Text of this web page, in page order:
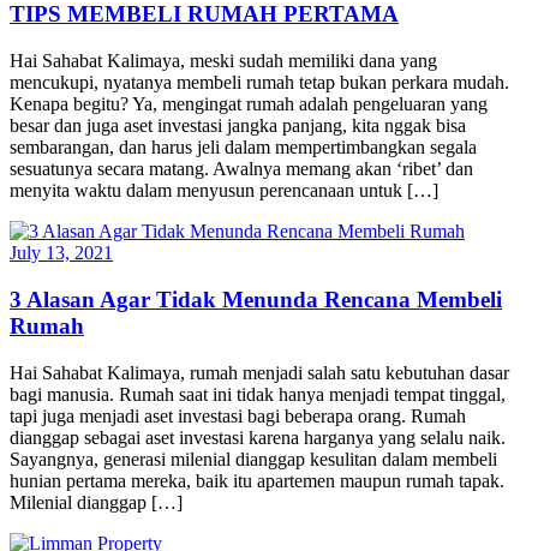
TIPS MEMBELI RUMAH PERTAMA
Hai Sahabat Kalimaya, meski sudah memiliki dana yang
mencukupi, nyatanya membeli rumah tetap bukan perkara mudah.
Kenapa begitu? Ya, mengingat rumah adalah pengeluaran yang
besar dan juga aset investasi jangka panjang, kita nggak bisa
sembarangan, dan harus jeli dalam mempertimbangkan segala
sesuatunya secara matang. Awalnya memang akan ‘ribet’ dan
menyita waktu dalam menyusun perencanaan untuk […]
July 13, 2021
3 Alasan Agar Tidak Menunda Rencana Membeli
Rumah
Hai Sahabat Kalimaya, rumah menjadi salah satu kebutuhan dasar
bagi manusia. Rumah saat ini tidak hanya menjadi tempat tinggal,
tapi juga menjadi aset investasi bagi beberapa orang. Rumah
dianggap sebagai aset investasi karena harganya yang selalu naik.
Sayangnya, generasi milenial dianggap kesulitan dalam membeli
hunian pertama mereka, baik itu apartemen maupun rumah tapak.
Milenial dianggap […]